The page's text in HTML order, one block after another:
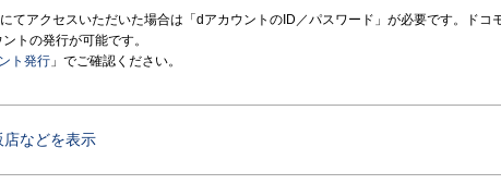
てアクセスいただいた場合は「dアカウントのID／パスワード」が必要です。ドコ
トの発行が可能です。
ト発行 」でご確認ください。
店などを表示